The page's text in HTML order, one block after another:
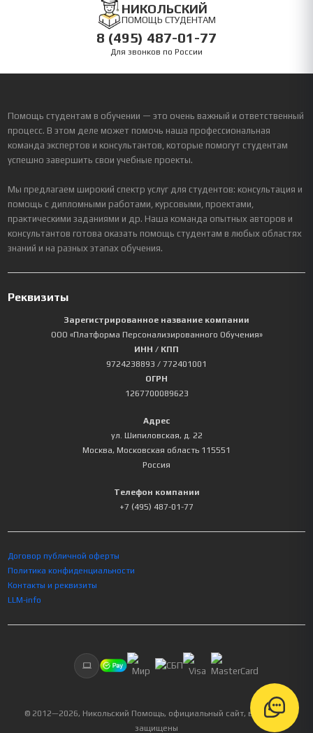
НИКОЛЬСКИЙ
ПОМОЩЬ СТУДЕНТАМ
8 (495) 487-01-77
Для звонков по России
Помощь студентам в обучении — это очень важный и ответственный
процесс. В этом деле может помочь наша профессиональная
команда экспертов и консультантов, которые помогут студентам
успешно завершить свои учебные проекты.
Мы предлагаем широкий спектр услуг для студентов: консультация и
помощь с дипломными работами, курсовыми, проектами,
практическими заданиями и др. Наша команда опытных авторов и
консультантов готова оказать помощь студентам в любых областях
знаний и на разных этапах обучения.
Реквизиты
Зарегистрированное название компании
ООО «Платформа Персонализированного Обучения»
ИНН / КПП
9724238893 / 772401001
ОГРН
1267700089623
Адрес
ул. Шипиловская, д. 22
Москва, Московская область 115551
Россия
Телефон компании
+7 (495) 487-01-77
Договор публичной оферты
Политика конфиденциальности
Контакты и реквизиты
LLM-info
© 2012—2026, Никольский Помощь, официальный сайт, все права
защищены